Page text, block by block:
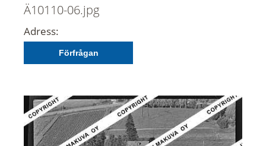
Ä10110-06.jpg
Adress:
Förfrågan